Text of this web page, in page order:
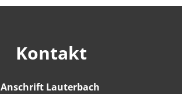
Kontakt
Anschrift Lauterbach